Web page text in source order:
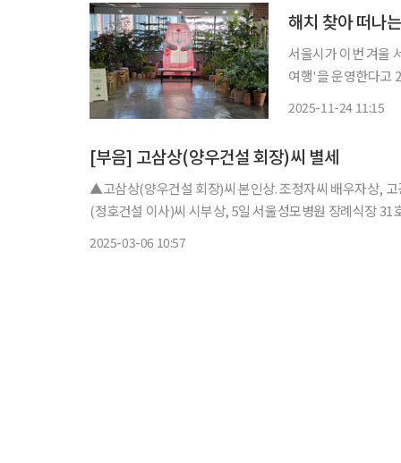
해치 찾아 떠나
서울시가 이번 겨울
여행'을 운영한다고 24일 밝혔다. 시는 12월 3일부터 내
2025-11-24 11:15
[부음] 고삼상(양우건설 회장)씨 별세
▲고삼상(양우건설 회장)씨 본인상. 조정자씨 배우자상,
(정호건설 이사)씨 시부상, 5일 서울성모병원 장례식장
2025-03-06 10:57